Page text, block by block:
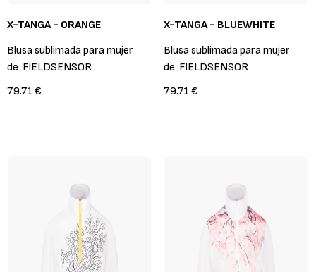
X-TANGA - ORANGE
Blusa sublimada para mujer
de FIELDSENSOR
79.71 €
X-TANGA - BLUEWHITE
Blusa sublimada para mujer
de FIELDSENSOR
79.71 €